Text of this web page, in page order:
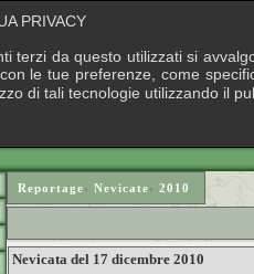
Reportage› Nevicate› 2010
Nevicata del 17 dicembre 2010
PRIVACY
terzi da questo utilizzati si
le tue preferenze, come
di tali tecnologie utilizzando il